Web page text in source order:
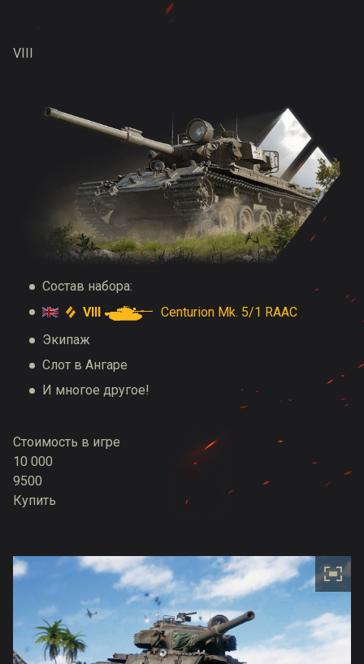
VIII
Состав набора:
VIII
Centurion Mk. 5/1 RAAC
Экипаж
Слот в Ангаре
И многое другое!
Стоимость в игре
10 000
9500
Купить